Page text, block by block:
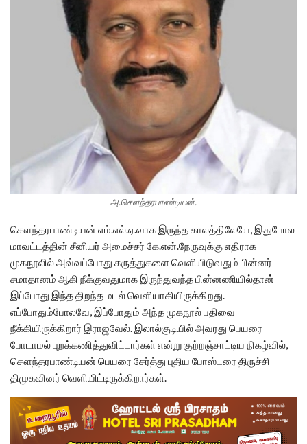
அ.சௌந்தரபாண்டியன்.
சௌந்தரபாண்டியன் எம்.எல்.ஏ.வாக இருந்த காலத்திலேயே, இதுபோல
மாவட்டத்தின் சீனியர் அமைச்சர் கே.என்.நேருவுக்கு எதிராக
முகநூலில் அவ்வப்போது கருத்துகளை வெளியிடுவதும் பின்னர்
சமாதானம் ஆகி நீக்குவதுமாக இருந்துவந்த பின்னணியில்தான்
இப்போது இந்த திறந்த மடல் வெளியாகியிருக்கிறது.
எப்போதும்போலவே, இப்போதும் அந்த முகநூல் பதிவை
நீக்கியிருக்கிறார் இராஜவேல். இலால்குடியில் அவரது பெயரை
போடாமல் புறக்கணித்துவிட்டார்கள் என்று குற்றஞ்சாட்டிய நிகழ்வில்,
சௌந்தரபாண்டியன் பெயரை சேர்த்து புதிய போஸ்டரை திருச்சி
திமுகவினர் வெளியிட்டிருக்கிறார்கள்.